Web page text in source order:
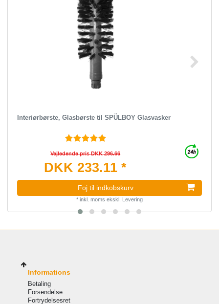
Interiørbørste, Glasbørste til SPÜLBOY Glasvasker
Vejledende pris DKK 296.66
DKK 233.11 *
Foj til indkobskurv
* inkl. moms ekskl. Levering
Informations
Betaling
Forsendelse
Fortrydelsesret